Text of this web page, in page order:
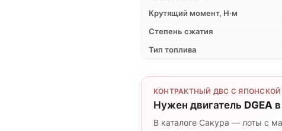
Крутящий момент, Н·м
Степень сжатия
Тип топлива
КОНТРАКТНЫЙ ДВС С ЯПОНСКОЙ
Нужен двигатель DGEA
В каталоге Сакура — лоты с